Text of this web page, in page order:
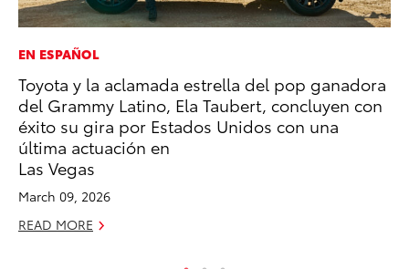
EN ESPAÑOL
Toyota y la aclamada estrella del pop ganadora
del Grammy Latino, Ela Taubert, concluyen con
éxito su gira por Estados Unidos con una
última actuación en
Las Vegas
March 09, 2026
READ MORE